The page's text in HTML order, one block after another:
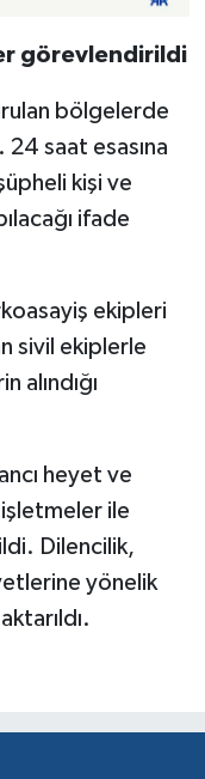
görevlendirildi
bölgelerde
24 saat esasına
kişi ve
ifade
ekipleri
sivil ekiplerle
alındığı
heyet ve
ile
Dilencilik,
yönelik